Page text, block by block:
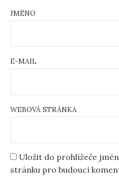
JMÉNO
E-MAIL
WEBOVÁ STRÁNKA
Uložit do prohlížeče
stránku pro budoucí